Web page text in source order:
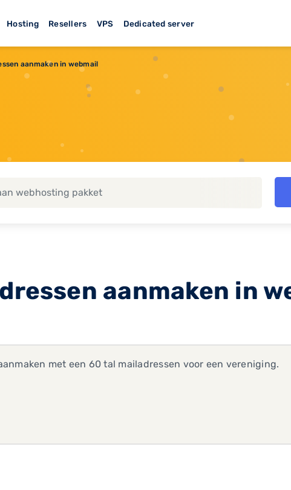
Hosting Resellers VPS Dedicated server
aanmaken in webmail
aanmaken in
met een 60 tal mailadressen voor een vereniging.